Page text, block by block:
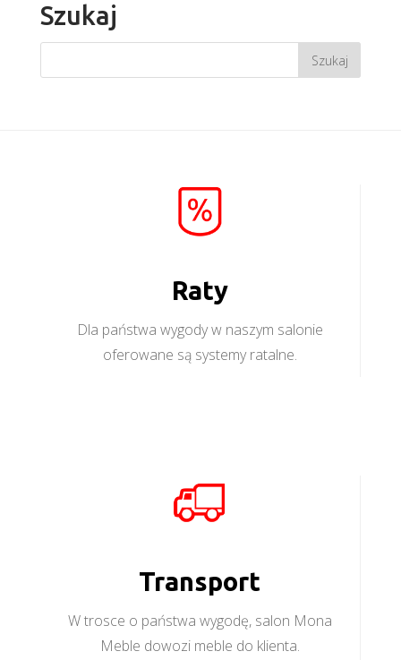
Szukaj
Raty
Dla państwa wygody w naszym salonie
oferowane są systemy ratalne.
Transport
W trosce o państwa wygodę, salon Mona
Meble dowozi meble do klienta.